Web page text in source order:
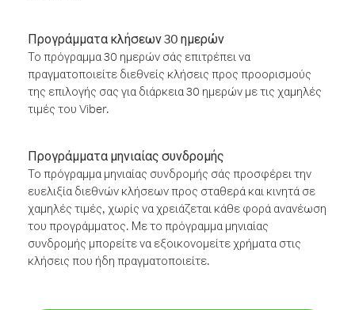
Προγράμματα κλήσεων 30 ημερών
Το πρόγραμμα 30 ημερών σάς επιτρέπει να
πραγματοποιείτε διεθνείς κλήσεις προς προορισμούς
της επιλογής σας για διάρκεια 30 ημερών με τις χαμηλές
τιμές του Viber.
Προγράμματα μηνιαίας συνδρομής
Το πρόγραμμα μηνιαίας συνδρομής σάς προσφέρει την
ευελιξία διεθνών κλήσεων προς σταθερά και κινητά σε
χαμηλές τιμές, χωρίς να χρειάζεται κάθε φορά ανανέωση
του προγράμματος. Με το πρόγραμμα μηνιαίας
συνδρομής μπορείτε να εξοικονομείτε χρήματα στις
κλήσεις που ήδη πραγματοποιείτε.